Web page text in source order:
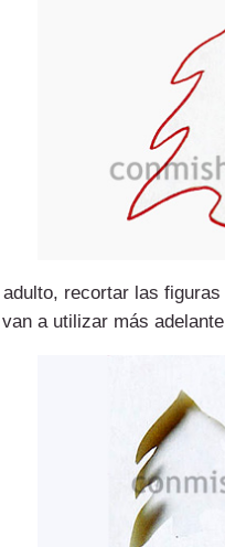
recortar las
a utilizar más adelante